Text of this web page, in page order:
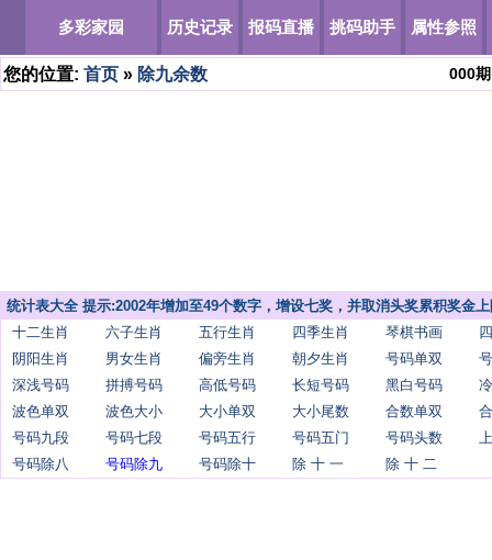
多彩家园 历史记录 报码直播 挑码助手 属性参照
您的位置: 首页 » 除九余数 000期
统计表大全 提示:2002年增加至49个数字，增设七奖，并取消头奖累积奖金
十二生肖
六子生肖 五行生肖 四季生肖 琴棋书画
阴阳生肖
男女生肖 偏旁生肖 朝夕生肖 号码单双
深浅号码
拼搏号码 高低号码 长短号码 黑白号码
波色单双
波色大小 大小单双 大小尾数 合数单双
号码九段
号码七段 号码五行 号码五门 号码头数
号码除八
号码除九 号码除十 除 十 一 除 十 二